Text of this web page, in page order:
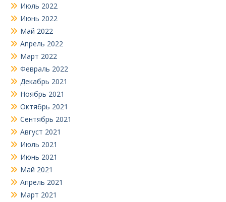
Июль 2022
Июнь 2022
Май 2022
Апрель 2022
Март 2022
Февраль 2022
Декабрь 2021
Ноябрь 2021
Октябрь 2021
Сентябрь 2021
Август 2021
Июль 2021
Июнь 2021
Май 2021
Апрель 2021
Март 2021